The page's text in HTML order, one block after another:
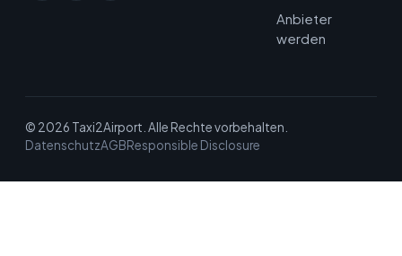
Anbieter
werden
© 2026 Taxi2Airport. Alle Rechte vorbehalten.
DatenschutzAGBResponsible Disclosure